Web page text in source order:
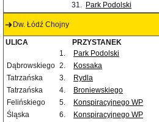
31. Park Podolski
Dw. Łódź Chojny
ULICA PRZYSTANEK
1.
Park Podolski
Dąbrowskiego 2. Kossaka
Tatrzańska
3. Rydla
Tatrzańska
4. Broniewskiego
Felińskiego
5. Konspiracyjnego WP
Śląska
6. Konspiracyjnego WP